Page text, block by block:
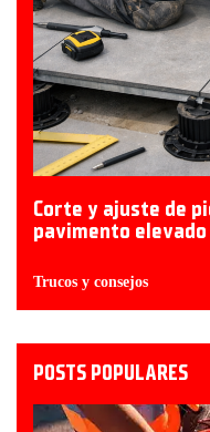
Corte y ajuste de
pavimento
Trucos y consejos
POSTS POPULARES